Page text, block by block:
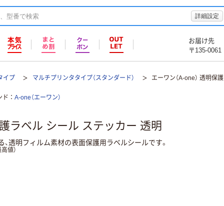
詳細設定
お届け先
〒135-0061
イプ マルチプリンタタイプ（スタンダード） エーワン（A-one） 透明保
ド A-one（エーワン）
ラベル シール ステッカー 透明
、透明フィルム素材の表面保護用ラベルシールです。
値）